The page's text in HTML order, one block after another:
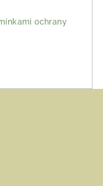
ochrany